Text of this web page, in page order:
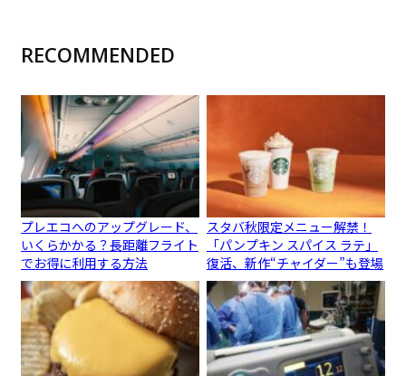
RECOMMENDED
プレエコへのアップグレード、
いくらかかる？長距離フライト
でお得に利用する方法
スタバ秋限定メニュー解禁！
「パンプキン スパイス ラテ」
復活、新作“チャイダー”も登場